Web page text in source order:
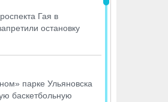
Гая в
остановку
парке Ульяновска
баскетбольную